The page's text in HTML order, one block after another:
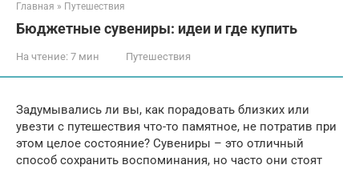
Главная » Путешествия
Бюджетные сувениры: идеи и где купить
На чтение: 7 мин Путешествия
Задумывались ли вы, как порадовать близких или
увезти с путешествия что-то памятное, не потратив при
этом целое состояние? Сувениры – это отличный
способ сохранить воспоминания, но часто они стоят